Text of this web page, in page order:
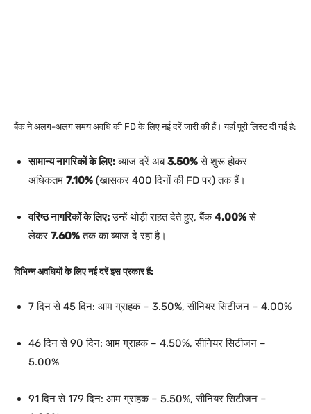
बैंक ने अलग-अलग समय अवधि की FD के लिए नई दरें जारी की हैं। यहाँ पूरी लिस्ट दी गई है:
सामान्य नागरिकों के लिए:ब्याज दरें अब3.50%से शुरू होकर
अधिकतम 7.10% (खासकर 400 दिनों की FD पर) तक हैं।
वरिष्ठ नागरिकों के लिए:उन्हें थोड़ी राहत देते हुए, बैंक4.00%से
लेकर 7.60%तक का ब्याज दे रहा है।
विभिन्न अवधियों के लिए नई दरें इस प्रकार हैं:
7 दिन से 45 दिन: आम ग्राहक – 3.50%, सीनियर सिटीजन – 4.00%
46 दिन से 90 दिन: आम ग्राहक – 4.50%, सीनियर सिटीजन –
5.00%
91 दिन से 179 दिन: आम ग्राहक – 5.50%, सीनियर सिटीजन –